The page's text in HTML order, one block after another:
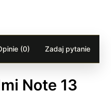
(0) Zadaj pytanie
Note 13